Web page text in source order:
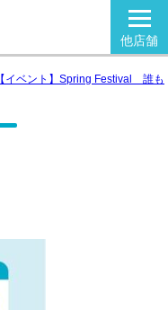
他店舗
【イベント】Spring Festival 誰も